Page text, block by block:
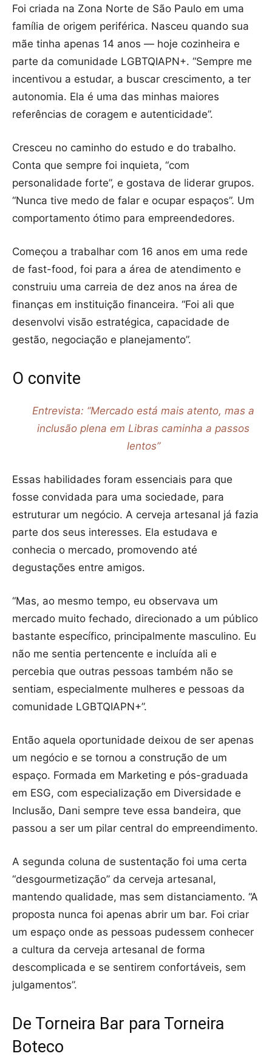
Foi criada na Zona Norte de São Paulo em uma
família de origem periférica. Nasceu quando sua
mãe tinha apenas 14 anos — hoje cozinheira e
parte da comunidade LGBTQIAPN+. “Sempre me
incentivou a estudar, a buscar crescimento, a ter
autonomia. Ela é uma das minhas maiores
referências de coragem e autenticidade”.
Cresceu no caminho do estudo e do trabalho.
Conta que sempre foi inquieta, “com
personalidade forte”, e gostava de liderar grupos.
“Nunca tive medo de falar e ocupar espaços”. Um
comportamento ótimo para empreendedores.
Começou a trabalhar com 16 anos em uma rede
de fast-food, foi para a área de atendimento e
construiu uma carreia de dez anos na área de
finanças em instituição financeira. “Foi ali que
desenvolvi visão estratégica, capacidade de
gestão, negociação e planejamento”.
O convite
Entrevista: “Mercado está mais atento, mas a
inclusão plena em Libras caminha a passos
lentos”
Essas habilidades foram essenciais para que
fosse convidada para uma sociedade, para
estruturar um negócio. A cerveja artesanal já fazia
parte dos seus interesses. Ela estudava e
conhecia o mercado, promovendo até
degustações entre amigos.
“Mas, ao mesmo tempo, eu observava um
mercado muito fechado, direcionado a um público
bastante específico, principalmente masculino. Eu
não me sentia pertencente e incluída ali e
percebia que outras pessoas também não se
sentiam, especialmente mulheres e pessoas da
comunidade LGBTQIAPN+”.
Então aquela oportunidade deixou de ser apenas
um negócio e se tornou a construção de um
espaço. Formada em Marketing e pós-graduada
em ESG, com especialização em Diversidade e
Inclusão, Dani sempre teve essa bandeira, que
passou a ser um pilar central do empreendimento.
A segunda coluna de sustentação foi uma certa
“desgourmetização” da cerveja artesanal,
mantendo qualidade, mas sem distanciamento. “A
proposta nunca foi apenas abrir um bar. Foi criar
um espaço onde as pessoas pudessem conhecer
a cultura da cerveja artesanal de forma
descomplicada e se sentirem confortáveis, sem
julgamentos”.
De Torneira Bar para Torneira
Boteco